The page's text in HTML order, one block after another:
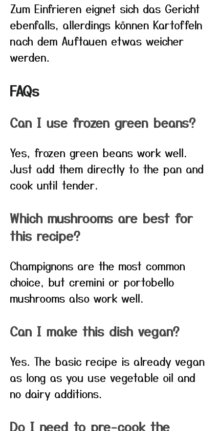
Zum Einfrieren eignet sich das Gericht
ebenfalls, allerdings können Kartoffeln
nach dem Auftauen etwas weicher
werden.
FAQs
Can I use frozen green beans?
Yes, frozen green beans work well.
Just add them directly to the pan and
cook until tender.
Which mushrooms are best for
this recipe?
Champignons are the most common
choice, but cremini or portobello
mushrooms also work well.
Can I make this dish vegan?
Yes. The basic recipe is already vegan
as long as you use vegetable oil and
no dairy additions.
Do I need to pre-cook the